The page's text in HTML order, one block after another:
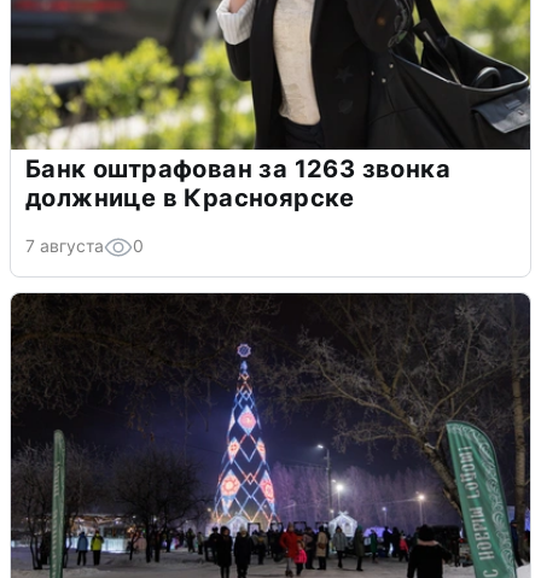
Банк оштрафован за 1263 звонка
должнице в Красноярске
7 августа 0